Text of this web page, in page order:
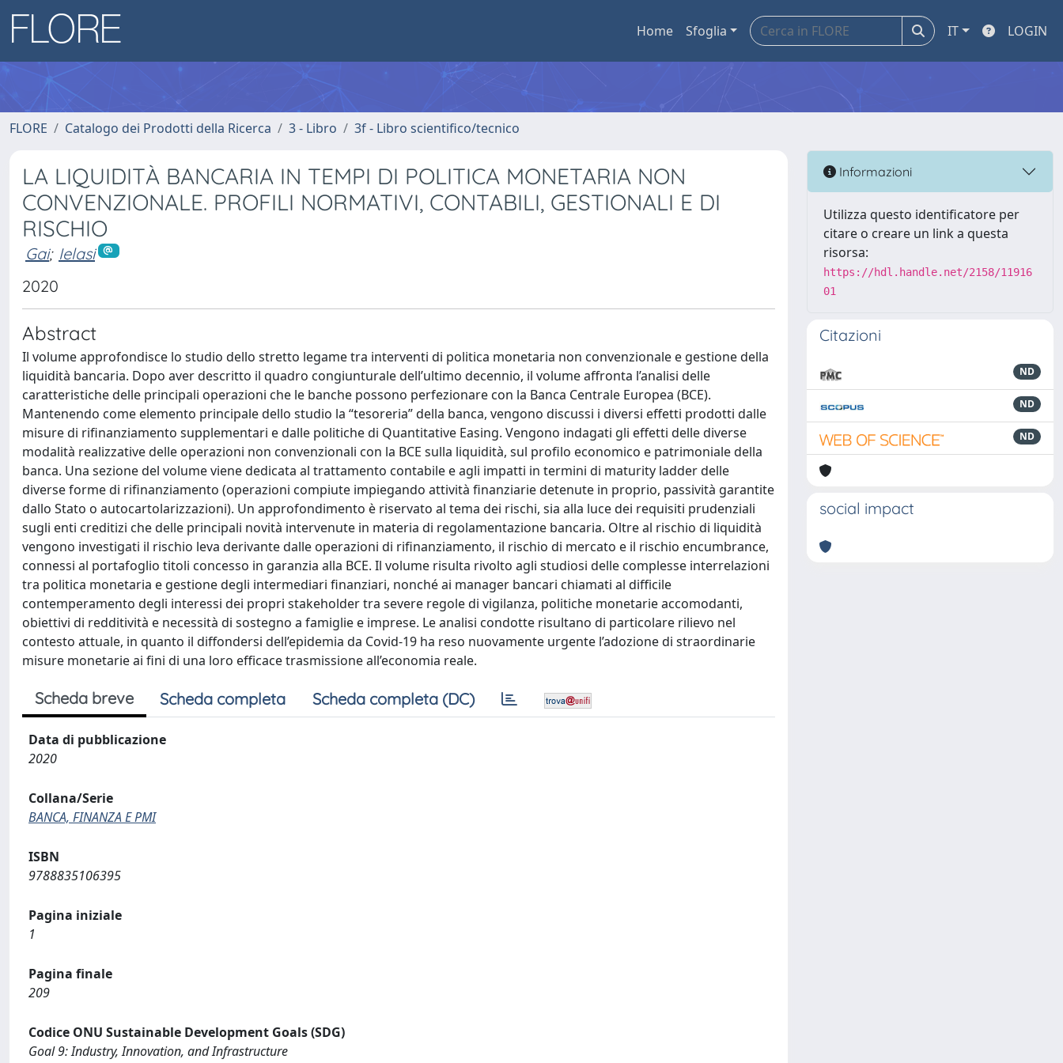
Home Sfoglia IT LOGIN
FLORE Catalogo dei Prodotti della Ricerca 3 - Libro 3f - Libro scientifico/tecnico
LA LIQUIDITÀ BANCARIA IN TEMPI DI POLITICA MONETARIA NON
CONVENZIONALE. PROFILI NORMATIVI, CONTABILI, GESTIONALI E DI
RISCHIO
Gai; Ielasi
2020
Abstract
Il volume approfondisce lo studio dello stretto legame tra interventi di politica monetaria non convenzionale e gestione della
liquidità bancaria. Dopo aver descritto il quadro congiunturale dell’ultimo decennio, il volume affronta l’analisi delle
caratteristiche delle principali operazioni che le banche possono perfezionare con la Banca Centrale Europea (BCE).
Mantenendo come elemento principale dello studio la “tesoreria” della banca, vengono discussi i diversi effetti prodotti dalle
misure di rifinanziamento supplementari e dalle politiche di Quantitative Easing. Vengono indagati gli effetti delle diverse
modalità realizzative delle operazioni non convenzionali con la BCE sulla liquidità, sul profilo economico e patrimoniale della
banca. Una sezione del volume viene dedicata al trattamento contabile e agli impatti in termini di maturity ladder delle
diverse forme di rifinanziamento (operazioni compiute impiegando attività finanziarie detenute in proprio, passività garantite
dallo Stato o autocartolarizzazioni). Un approfondimento è riservato al tema dei rischi, sia alla luce dei requisiti prudenziali
sugli enti creditizi che delle principali novità intervenute in materia di regolamentazione bancaria. Oltre al rischio di liquidità
vengono investigati il rischio leva derivante dalle operazioni di rifinanziamento, il rischio di mercato e il rischio encumbrance,
connessi al portafoglio titoli concesso in garanzia alla BCE. Il volume risulta rivolto agli studiosi delle complesse interrelazioni
tra politica monetaria e gestione degli intermediari finanziari, nonché ai manager bancari chiamati al difficile
contemperamento degli interessi dei propri stakeholder tra severe regole di vigilanza, politiche monetarie accomodanti,
obiettivi di redditività e necessità di sostegno a famiglie e imprese. Le analisi condotte risultano di particolare rilievo nel
contesto attuale, in quanto il diffondersi dell’epidemia da Covid-19 ha reso nuovamente urgente l’adozione di straordinarie
misure monetarie ai fini di una loro efficace trasmissione all’economia reale.
Scheda breve Scheda completa Scheda completa (DC)
Data di pubblicazione
2020
Collana/Serie
BANCA, FINANZA E PMI
ISBN
9788835106395
Pagina iniziale
1
Pagina finale
209
Codice ONU Sustainable Development Goals (SDG)
Goal 9: Industry, Innovation, and Infrastructure
Informazioni
Utilizza questo identificatore per
citare o creare un link a questa
risorsa:
https://hdl.handle.net/2158/11916
01
Citazioni
ND
ND
ND
social impact